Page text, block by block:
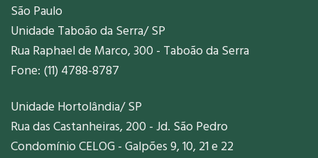
São Paulo
Unidade Taboão da Serra/ SP
Rua Raphael de Marco, 300 - Taboão da Serra
Fone: (11) 4788-8787
Unidade Hortolândia/ SP
Rua das Castanheiras, 200 - Jd. São Pedro
Condomínio CELOG - Galpões 9, 10, 21 e 22